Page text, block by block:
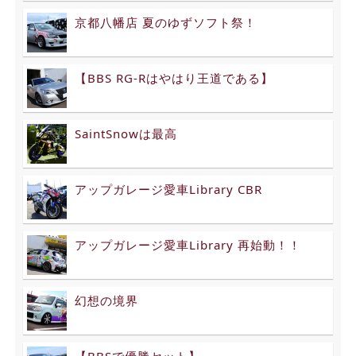
京都八幡店 夏のゆずソフト祭！
【BBS RG-Rはやはり王道である】
SaintSnowは最高
アップガレージ愛車Library CBR
アップガレージ愛車Library 再始動！！
幻想の境界